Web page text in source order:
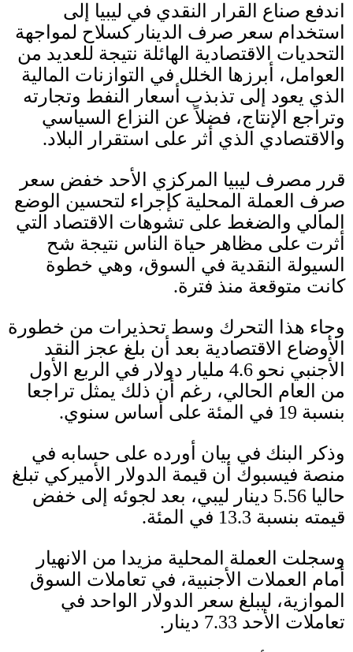
اندفع صناع القرار النقدي في ليبيا إلى
استخدام سعر صرف الدينار كسلاح لمواجهة
التحديات الاقتصادية الهائلة نتيجة للعديد من
العوامل، أبرزها الخلل في التوازنات المالية
الذي يعود إلى تذبذب أسعار النفط وتجارته
وتراجع الإنتاج، فضلاً عن النزاع السياسي
والاقتصادي الذي أثر على استقرار البلاد.
قرر مصرف ليبيا المركزي الأحد خفض سعر
صرف العملة المحلية كإجراء لتحسين الوضع
المالي والضغط على تشوهات الاقتصاد التي
أثرت على مظاهر حياة الناس نتيجة شح
السيولة النقدية في السوق، وهي خطوة
كانت متوقعة منذ فترة.
وجاء هذا التحرك وسط تحذيرات من خطورة
الأوضاع الاقتصادية بعد أن بلغ عجز النقد
الأجنبي نحو 4.6 مليار دولار في الربع الأول
من العام الحالي، رغم أن ذلك يمثل تراجعا
بنسبة 19 في المئة على أساس سنوي.
وذكر البنك في بيان أورده على حسابه في
منصة فيسبوك أن قيمة الدولار الأميركي تبلغ
حاليا 5.56 دينار ليبي، بعد لجوئه إلى خفض
قيمته بنسبة 13.3 في المئة.
وسجلت العملة المحلية مزيدا من الانهيار
أمام العملات الأجنبية، في تعاملات السوق
الموازية، ليبلغ سعر الدولار الواحد في
تعاملات الأحد 7.33 دينار .